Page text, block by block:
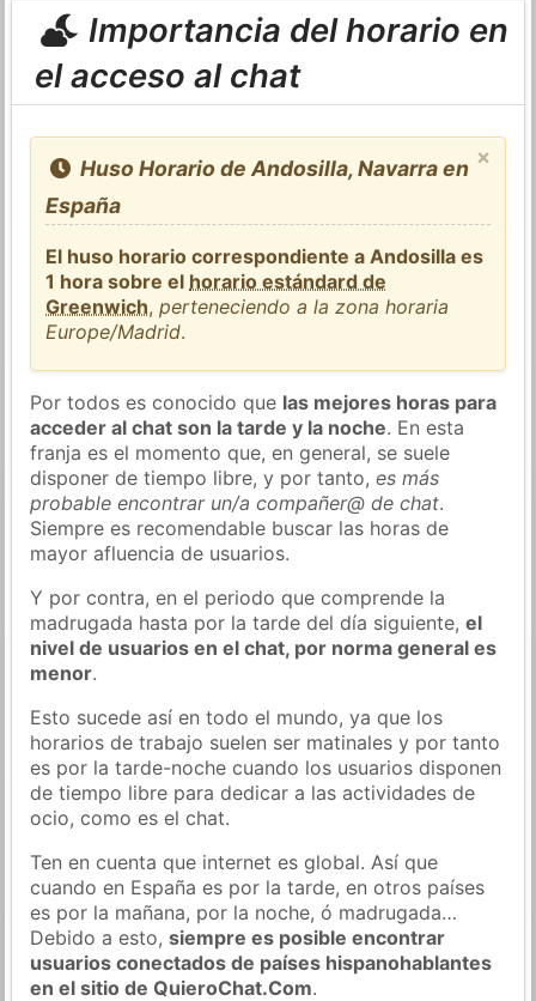
Importancia del horario en
el acceso al chat
×
Huso Horario de Andosilla, Navarra en
España
El huso horario correspondiente a Andosilla es
1 hora sobre el horario estándard de
Greenwich,perteneciendo a la zona horaria
Europe/Madrid.
Por todos es conocido que las mejores horas para
acceder al chat son la tarde y la noche. En esta
franja es el momento que, en general, se suele
disponer de tiempo libre, y por tanto,es más
probable encontrar un/a compañer@ de chat.
Siempre es recomendable buscar las horas de
mayor afluencia de usuarios.
Y por contra, en el periodo que comprende la
madrugada hasta por la tarde del día siguiente,el
nivel de usuarios en el chat, por norma general es
menor.
Esto sucede así en todo el mundo, ya que los
horarios de trabajo suelen ser matinales y por tanto
es por la tarde-noche cuando los usuarios disponen
de tiempo libre para dedicar a las actividades de
ocio, como es el chat.
Ten en cuenta que internet es global. Así que
cuando en España es por la tarde, en otros países
es por la mañana, por la noche, ó madrugada…
Debido a esto,siempre es posible encontrar
usuarios conectados de países hispanohablantes
en el sitio de QuieroChat.Com.